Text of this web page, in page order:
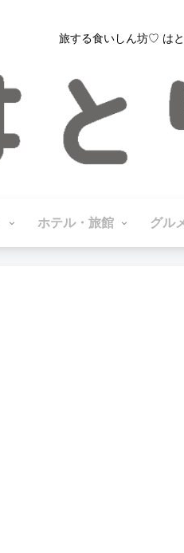
旅する食いしん坊♡ は
ホテル・旅館 グル